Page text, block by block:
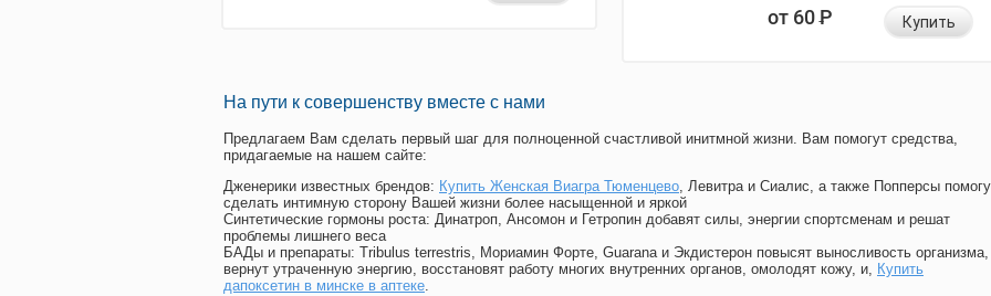
от 60Р Купить
На пути к совершенству вместе с нами
Предлагаем Вам сделать первый шаг для полноценной счастливой инитмной жизни. Вам помогут средства,
придагаемые на нашем сайте:
Дженерики известных брендов: Купить Женская Виагра Тюменцево, Левитра и Сиалис, а также Попперсы
сделать интимную сторону Вашей жизни более насыщенной и яркой
Синтетические гормоны роста: Динатроп, Ансомон и Гетропин добавят силы, энергии спортсменам и решат
проблемы лишнего веса
БАДы и препараты: Tribulus terrestris, Мориамин Форте, Guarana и Экдистерон повысят выносливость организма,
вернут утраченную энергию, восстановят работу многих внутренних органов, омолодят кожу, и, Купить
дапоксетин в минске в аптеке.